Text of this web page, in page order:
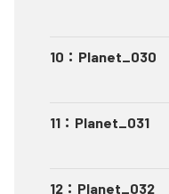
10 ： Planet_030
11 ： Planet_031
12 ： Planet_032